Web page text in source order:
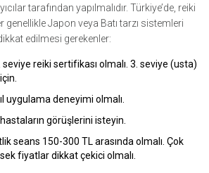
tarafından yapılmalıdır. Türkiye’de, reiki
genellikle Japon veya Batı tarzı sistemleri
edilmesi gerekenler:
seviye reiki sertifikası olmalı. 3. seviye (usta)
uygulama deneyimi olmalı.
görüşlerini isteyin.
seans 150-300 TL arasında olmalı. Çok
fiyatlar dikkat çekici olmalı.